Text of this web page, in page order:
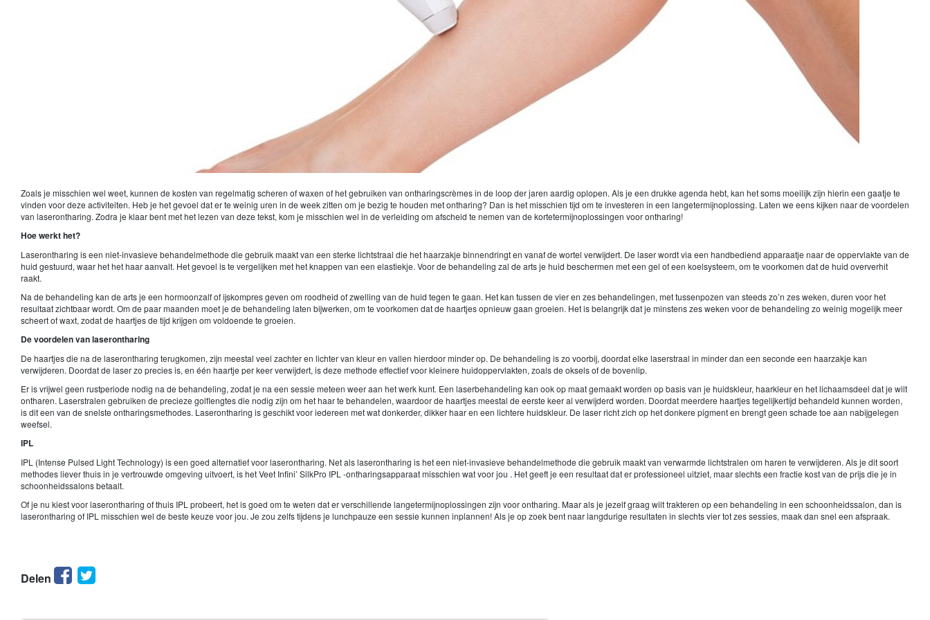
Zoals je misschien wel weet, kunnen de kosten van regelmatig scheren of waxen of het gebruiken van ontharingscrèmes in de loop der jaren aardig oplopen. Als je een drukke agenda hebt, kan het soms moeilijk zijn hierin een gaatje te
vinden voor deze activiteiten. Heb je het gevoel dat er te weinig uren in de week zitten om je bezig te houden met ontharing? Dan is het misschien tijd om te investeren in een langetermijnoplossing. Laten we eens kijken naar de voordelen
van laserontharing. Zodra je klaar bent met het lezen van deze tekst, kom je misschien wel in de verleiding om afscheid te nemen van de kortetermijnoplossingen voor ontharing!
Hoe werkt het?
Laserontharing is een niet-invasieve behandelmethode die gebruik maakt van een sterke lichtstraal die het haarzakje binnendringt en vanaf de wortel verwijdert. De laser wordt via een handbediend apparaatje naar de oppervlakte van de
huid gestuurd, waar het het haar aanvalt. Het gevoel is te vergelijken met het knappen van een elastiekje. Voor de behandeling zal de arts je huid beschermen met een gel of een koelsysteem, om te voorkomen dat de huid oververhit
raakt.
Na de behandeling kan de arts je een hormoonzalf of ijskompres geven om roodheid of zwelling van de huid tegen te gaan. Het kan tussen de vier en zes behandelingen, met tussenpozen van steeds zo’n zes weken, duren voor het
resultaat zichtbaar wordt. Om de paar maanden moet je de behandeling laten bijwerken, om te voorkomen dat de haartjes opnieuw gaan groeien. Het is belangrijk dat je minstens zes weken voor de behandeling zo weinig mogelijk meer
scheert of waxt, zodat de haartjes de tijd krijgen om voldoende te groeien.
De voordelen van laserontharing
De haartjes die na de laserontharing terugkomen, zijn meestal veel zachter en lichter van kleur en vallen hierdoor minder op. De behandeling is zo voorbij, doordat elke laserstraal in minder dan een seconde een haarzakje kan
verwijderen. Doordat de laser zo precies is, en één haartje per keer verwijdert, is deze methode effectief voor kleinere huidoppervlakten, zoals de oksels of de bovenlip.
Er is vrijwel geen rustperiode nodig na de behandeling, zodat je na een sessie meteen weer aan het werk kunt. Een laserbehandeling kan ook op maat gemaakt worden op basis van je huidskleur, haarkleur en het lichaamsdeel dat je wilt
ontharen. Laserstralen gebruiken de precieze golflengtes die nodig zijn om het haar te behandelen, waardoor de haartjes meestal de eerste keer al verwijderd worden. Doordat meerdere haartjes tegelijkertijd behandeld kunnen worden,
is dit een van de snelste ontharingsmethodes. Laserontharing is geschikt voor iedereen met wat donkerder, dikker haar en een lichtere huidskleur. De laser richt zich op het donkere pigment en brengt geen schade toe aan nabijgelegen
weefsel.
IPL
IPL (Intense Pulsed Light Technology) is een goed alternatief voor laserontharing. Net als laserontharing is het een niet-invasieve behandelmethode die gebruik maakt van verwarmde lichtstralen om haren te verwijderen. Als je dit soort
methodes liever thuis in je vertrouwde omgeving uitvoert, is het Veet Infini’ SilkPro IPL -ontharingsapparaat misschien wat voor jou . Het geeft je een resultaat dat er professioneel uitziet, maar slechts een fractie kost van de prijs die je in
schoonheidssalons betaalt.
Of je nu kiest voor laserontharing of thuis IPL probeert, het is goed om te weten dat er verschillende langetermijnoplossingen zijn voor ontharing. Maar als je jezelf graag wilt trakteren op een behandeling in een schoonheidssalon, dan is
laserontharing of IPL misschien wel de beste keuze voor jou. Je zou zelfs tijdens je lunchpauze een sessie kunnen inplannen! Als je op zoek bent naar langdurige resultaten in slechts vier tot zes sessies, maak dan snel een afspraak.
Delen Facebook
Twitter